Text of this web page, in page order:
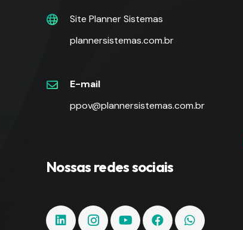
Site Planner Sistemas
plannersistemas.com.br
E-mail
ppov@plannersistemas.com.br
Nossas redes sociais